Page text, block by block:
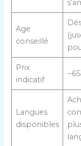
Age
conseillé
Prix
indicatif
Langues
disponibles